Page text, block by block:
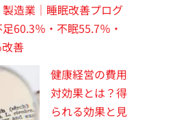
製造業｜睡眠改善プログ
60.3％・不眠55.7％・
善
健康経営の費用
対効果とは？得
られる効果と見